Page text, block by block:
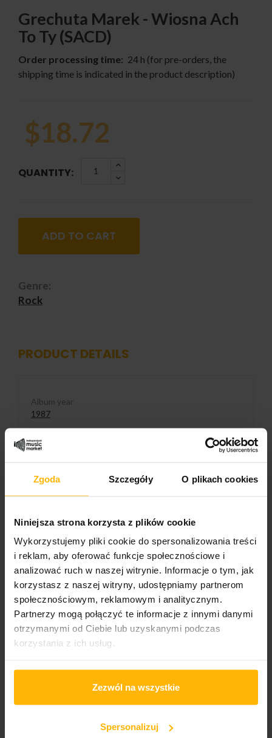
Zgoda Szczegóły O plikach cookies
Niniejsza strona korzysta z plików cookie
Wykorzystujemy pliki cookie do spersonalizowania treści
i reklam, aby oferować funkcje społecznościowe i
analizować ruch w naszej witrynie. Informacje o tym, jak
korzystasz z naszej witryny, udostępniamy partnerom
społecznościowym, reklamowym i analitycznym.
Partnerzy mogą połączyć te informacje z innymi danymi
otrzymanymi od Ciebie lub uzyskanymi podczas
korzystania z ich usług.
Zezwól na wszystkie
Spersonalizuj
Grechuta Marek - Wiosna Ach
To Ty (SACD)
Order processing time: 24 h (for pre-orders, the
shipping time is indicated in the product description)
$18.72
QUANTITY:
ADD TO CART
Genre:
Rock
PRODUCT DETAILS
Album year
1987
Band name
Released
2026
Album title:
Wiosna Ach To Ty
Media format
SACD
Wydawnictwo 1/2
Warner Music
Catalogue number:
Liczba nośników: